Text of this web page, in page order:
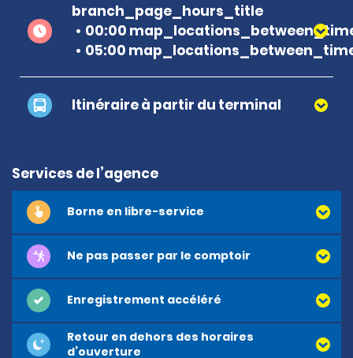
branch_page_hours_title
00:00
05:00
Itinéraire à partir du terminal
Services de l’agence
Borne en libre-service
Ne pas passer par le comptoir
Enregistrement accéléré
Retour en dehors des horaires
d’ouverture